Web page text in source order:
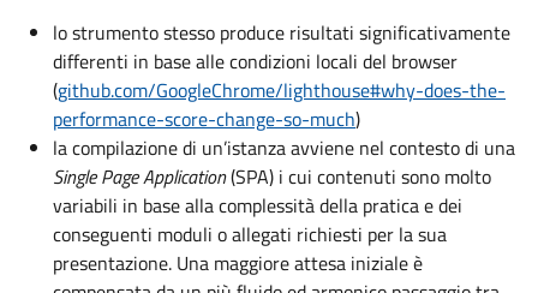
lo strumento stesso produce risultati significativamente
differenti in base alle condizioni locali del browser
(github.com/GoogleChrome/lighthouse#why-does-the-
performance-score-change-so-much)
la compilazione di un’istanza avviene nel contesto di una
Single Page Application(SPA) i cui contenuti sono molto
variabili in base alla complessità della pratica e dei
conseguenti moduli o allegati richiesti per la sua
presentazione. Una maggiore attesa iniziale è